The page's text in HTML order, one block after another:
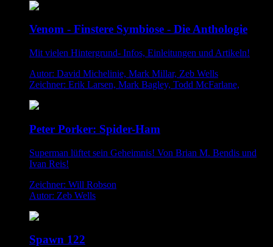
Venom - Finstere Symbiose - Die Anthologie
Mit vielen Hintergrund- Infos, Einleitungen und Artikeln!
Autor: David Michelinie, Mark Millar, Zeb Wells
Zeichner: Erik Larsen, Mark Bagley, Todd McFarlane,
Peter Porker: Spider-Ham
Superman lüftet sein Geheimnis! Von Brian M. Bendis und
Ivan Reis!
Zeichner: Will Robson
Autor: Zeb Wells
Spawn 122